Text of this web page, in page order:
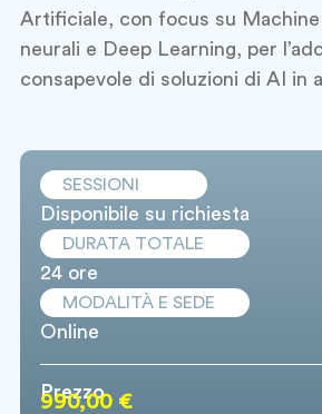
Artificiale, con focus su
neurali e Deep Learning, per
consapevole di soluzioni di AI in
SESSIONI
Disponibile su richiesta
DURATA TOTALE
24 ore
MODALITÀ E SEDE
Online
Prezzo
990,00 €